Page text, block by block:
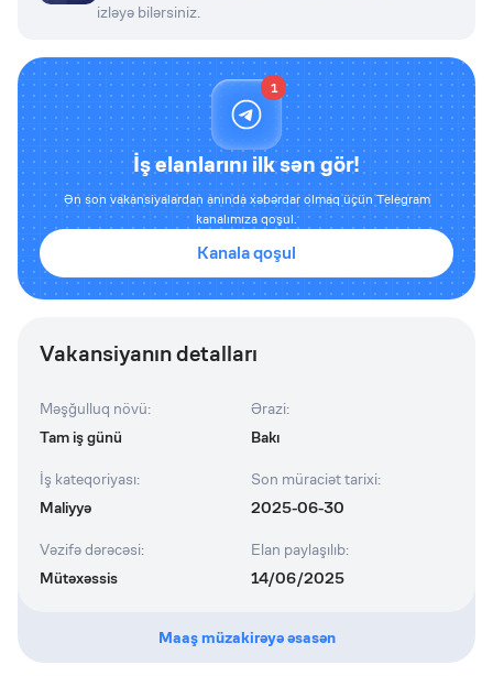
izləyə bilərsiniz.
1
İş elanlarını ilk sən gör!
Ən son vakansiyalardan anında xəbərdar olmaq üçün Telegram
kanalımıza qoşul.
Kanala qoşul
Vakansiyanın detalları
Məşğulluq növü:
Tam iş günü
Ərazi:
Bakı
İş kateqoriyası:
Maliyyə
Son müraciət tarixi:
2025-06-30
Vəzifə dərəcəsi:
Mütəxəssis
Elan paylaşılıb:
14/06/2025
Maaş müzakirəyə əsasən